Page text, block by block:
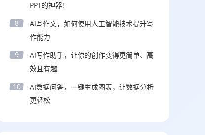
PPT的神器!
8
AI写作文，如何使用人工智能技术提升写
作能力
9
AI写作助手，让你的创作变得更简单、高
效且有趣
10
AI数据问答，一键生成图表，让数据分析
更轻松